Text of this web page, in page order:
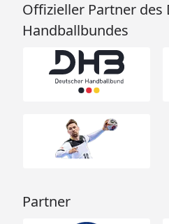
Offizieller Partner des
Handballbundes
Partner